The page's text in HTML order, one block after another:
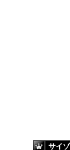
サイ